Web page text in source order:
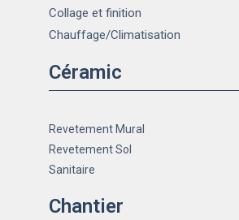
Collage et finition
Chauffage/Climatisation
Céramic
Revetement Mural
Revetement Sol
Sanitaire
Chantier